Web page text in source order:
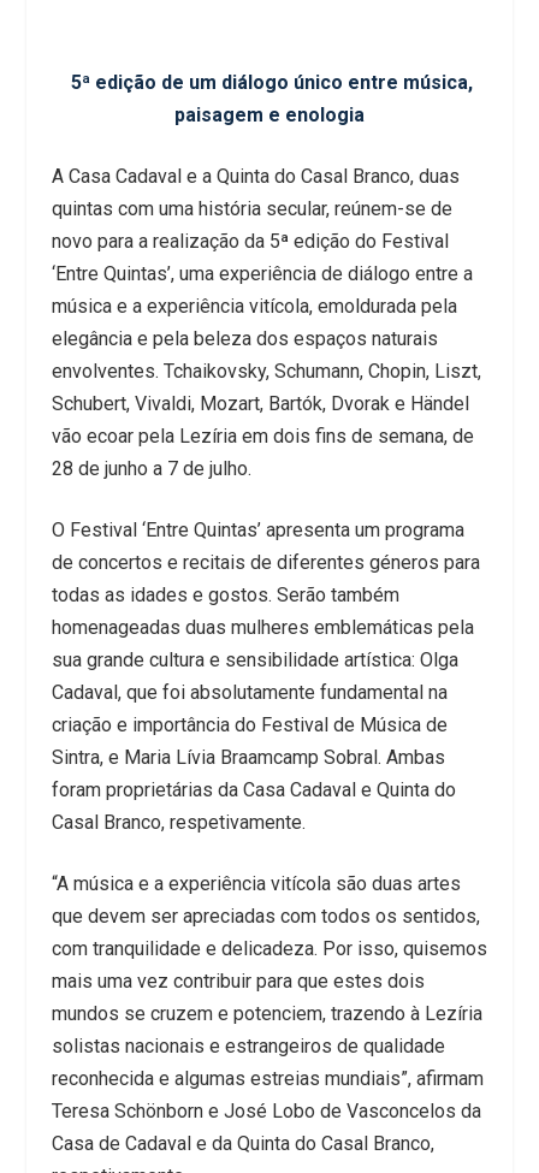
5ª edição de um diálogo único entre música,
paisagem e enologia
A Casa Cadaval e a Quinta do Casal Branco, duas
quintas com uma história secular, reúnem-se de
novo para a realização da 5ª edição do Festival
‘Entre Quintas’, uma experiência de diálogo entre a
música e a experiência vitícola, emoldurada pela
elegância e pela beleza dos espaços naturais
envolventes. Tchaikovsky, Schumann, Chopin, Liszt,
Schubert, Vivaldi, Mozart, Bartók, Dvorak e Händel
vão ecoar pela Lezíria em dois fins de semana, de
28 de junho a 7 de julho.
O Festival ‘Entre Quintas’ apresenta um programa
de concertos e recitais de diferentes géneros para
todas as idades e gostos. Serão também
homenageadas duas mulheres emblemáticas pela
sua grande cultura e sensibilidade artística: Olga
Cadaval, que foi absolutamente fundamental na
criação e importância do Festival de Música de
Sintra, e Maria Lívia Braamcamp Sobral. Ambas
foram proprietárias da Casa Cadaval e Quinta do
Casal Branco, respetivamente.
“A música e a experiência vitícola são duas artes
que devem ser apreciadas com todos os sentidos,
com tranquilidade e delicadeza. Por isso, quisemos
mais uma vez contribuir para que estes dois
mundos se cruzem e potenciem, trazendo à Lezíria
solistas nacionais e estrangeiros de qualidade
reconhecida e algumas estreias mundiais”, afirmam
Teresa Schönborn e José Lobo de Vasconcelos da
Casa de Cadaval e da Quinta do Casal Branco,